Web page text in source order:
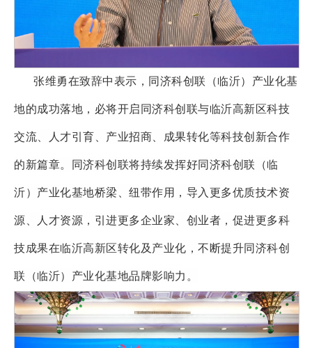
张维勇在致辞中表示，同济科创联（临沂）产业化基
地的成功落地，必将开启同济科创联与临沂高新区科技
交流、人才引育、产业招商、成果转化等科技创新合作
的新篇章。同济科创联将持续发挥好同济科创联（临
沂）产业化基地桥梁、纽带作用，导入更多优质技术资
源、人才资源，引进更多企业家、创业者，促进更多科
技成果在临沂高新区转化及产业化，不断提升同济科创
联（临沂）产业化基地品牌影响力。